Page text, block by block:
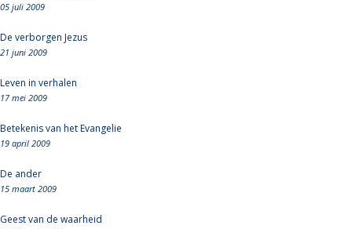
05 juli 2009
De verborgen Jezus
21 juni 2009
Leven in verhalen
17 mei 2009
Betekenis van het Evangelie
19 april 2009
De ander
15 maart 2009
Geest van de waarheid